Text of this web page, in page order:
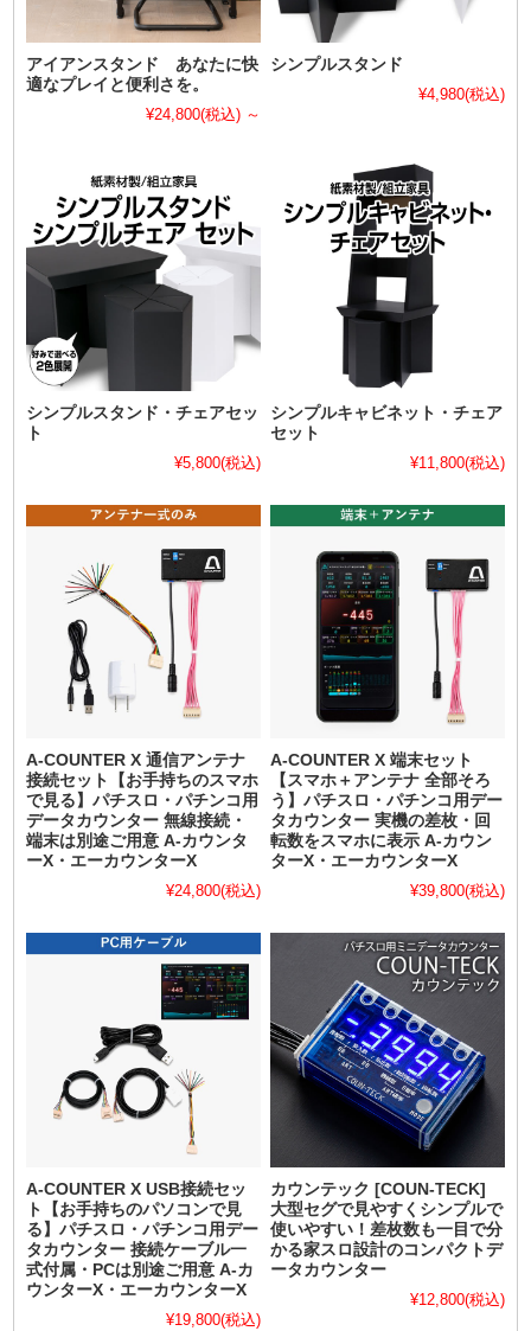
アイアンスタンド あなたに快
適なプレイと便利さを。
¥24,800(税込) ～
シンプルスタンド
¥4,980(税込)
シンプルスタンド・チェアセッ
ト
¥5,800(税込)
シンプルキャビネット・チェア
セット
¥11,800(税込)
A-COUNTER X 通信アンテナ
接続セット【お手持ちのスマホ
で見る】パチスロ・パチンコ用
データカウンター 無線接続・
端末は別途ご用意 A-カウンタ
ーX・エーカウンターX
¥24,800(税込)
A-COUNTER X 端末セット
【スマホ＋アンテナ 全部そろ
う】パチスロ・パチンコ用デー
タカウンター 実機の差枚・回
転数をスマホに表示 A-カウン
ターX・エーカウンターX
¥39,800(税込)
A-COUNTER X USB接続セッ
ト【お手持ちのパソコンで見
る】パチスロ・パチンコ用デー
タカウンター 接続ケーブル一
式付属・PCは別途ご用意 A-カ
ウンターX・エーカウンターX
¥19,800(税込)
カウンテック [COUN-TECK]
大型セグで見やすくシンプルで
使いやすい！差枚数も一目で分
かる家スロ設計のコンパクトデ
ータカウンター
¥12,800(税込)